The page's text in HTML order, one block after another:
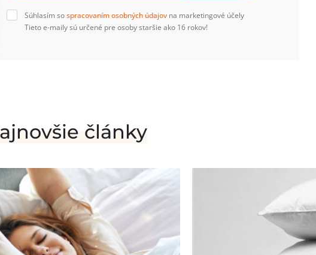
Súhlasím sospracovaním osobných údajov na marketingové účely
Tieto e-maily sú určené pre osoby staršie ako 16 rokov!
články